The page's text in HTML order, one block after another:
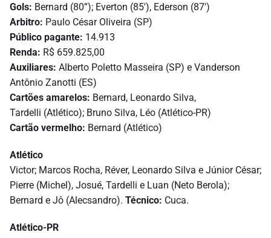
Gols: Bernard (80”); Everton (85′), Ederson (87′)
Arbitro: Paulo César Oliveira (SP)
Público pagante: 14.913
Renda: R$ 659.825,00
Auxiliares: Alberto Poletto Masseira (SP) e Vanderson
Antônio Zanotti (ES)
Cartões amarelos: Bernard, Leonardo Silva,
Tardelli (Atlético); Bruno Silva, Léo (Atlético-PR)
Cartão vermelho: Bernard (Atlético)
Atlético
Victor; Marcos Rocha, Réver, Leonardo Silva e Júnior César;
Pierre (Michel), Josué, Tardelli e Luan (Neto Berola);
Bernard e Jô (Alecsandro). Técnico: Cuca.
Atlético-PR